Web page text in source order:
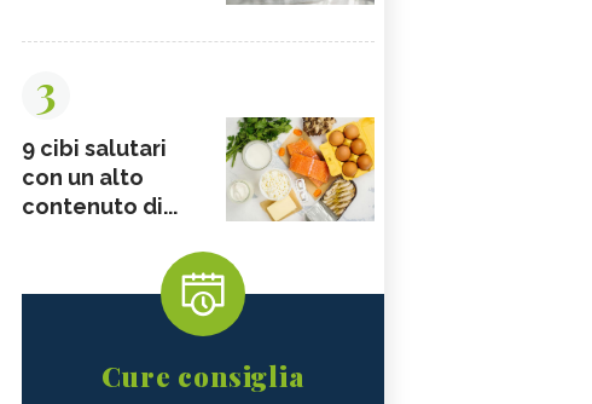
3
9 cibi salutari
con un alto
contenuto di...
Cure consiglia